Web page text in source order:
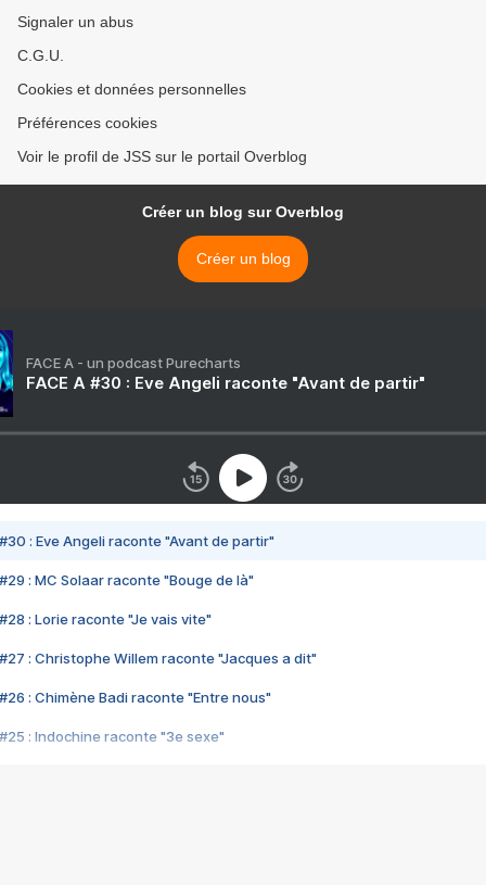
Signaler un abus
C.G.U.
Cookies et données personnelles
Préférences cookies
Voir le profil de JSS sur le portail Overblog
Créer un blog sur Overblog
Créer un blog
FACE A - un podcast Purecharts
FACE A #30 : Eve Angeli raconte "Avant de partir"
#30 : Eve Angeli raconte "Avant de partir"
#29 : MC Solaar raconte "Bouge de là"
#28 : Lorie raconte "Je vais vite"
#27 : Christophe Willem raconte "Jacques a dit"
#26 : Chimène Badi raconte "Entre nous"
#25 : Indochine raconte "3e sexe"